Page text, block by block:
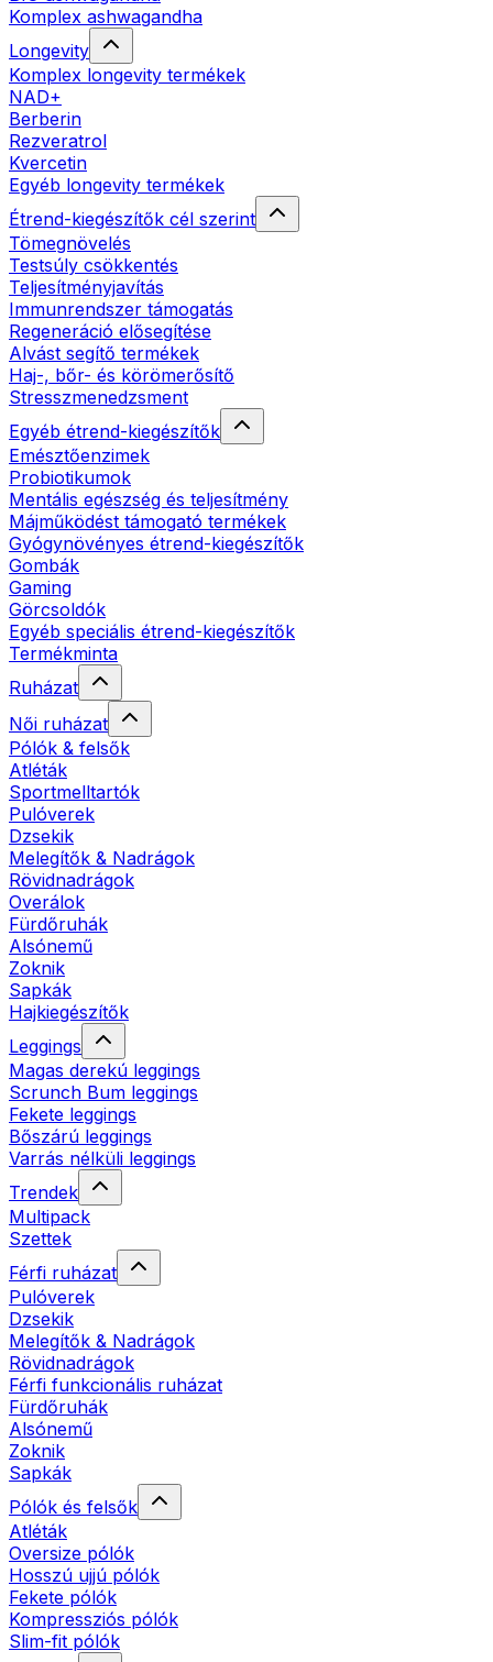
Komplex ashwagandha
Longevity
Komplex longevity termékek
NAD+
Berberin
Rezveratrol
Kvercetin
Egyéb longevity termékek
Étrend-kiegészítők cél szerint
Tömegnövelés
Testsúly csökkentés
Teljesítményjavítás
Immunrendszer támogatás
Regeneráció elősegítése
Alvást segítő termékek
Haj-, bőr- és körömerősítő
Stresszmenedzsment
Egyéb étrend-kiegészítők
Emésztőenzimek
Probiotikumok
Mentális egészség és teljesítmény
Májműködést támogató termékek
Gyógynövényes étrend-kiegészítők
Gombák
Gaming
Görcsoldók
Egyéb speciális étrend-kiegészítők
Termékminta
Ruházat
Női ruházat
Pólók & felsők
Atléták
Sportmelltartók
Pulóverek
Dzsekik
Melegítők & Nadrágok
Rövidnadrágok
Overálok
Fürdőruhák
Alsónemű
Zoknik
Sapkák
Hajkiegészítők
Leggings
Magas derekú leggings
Scrunch Bum leggings
Fekete leggings
Bőszárú leggings
Varrás nélküli leggings
Trendek
Multipack
Szettek
Férfi ruházat
Pulóverek
Dzsekik
Melegítők & Nadrágok
Rövidnadrágok
Férfi funkcionális ruházat
Fürdőruhák
Alsónemű
Zoknik
Sapkák
Pólók és felsők
Atléták
Oversize pólók
Hosszú ujjú pólók
Fekete pólók
Kompressziós pólók
Slim-fit pólók